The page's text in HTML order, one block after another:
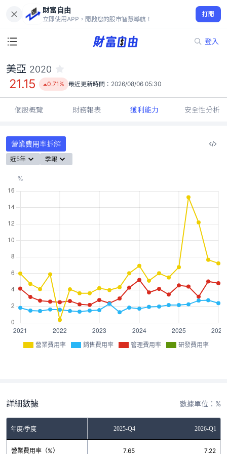
財富自由
立即使用APP，開啟您的股市智慧導航！
打開
登入
21.15
0.71%
美亞 2020
21.15 0.71% 最近更新時間： 2026/08/06 05:30
個股概覽 財務報表 獲利能力 安全性分析
營業費用率拆解
近5年 季報
營業費用率 銷售費用率 管理費用率 研發費用率
詳細數據 數據單位：%
年度/季度2025-Q3 2025-Q4 2026-Q1
營業費用率（%）
12.18 7.65 7.22